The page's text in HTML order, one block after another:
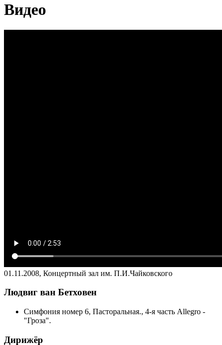
Видео
01.11.2008, Концертный зал им. П.И.Чайковского
Людвиг ван Бетховен
Cимфония номер 6, Пасторальная., 4-я часть Allegro -
"Гроза".
Дирижёр